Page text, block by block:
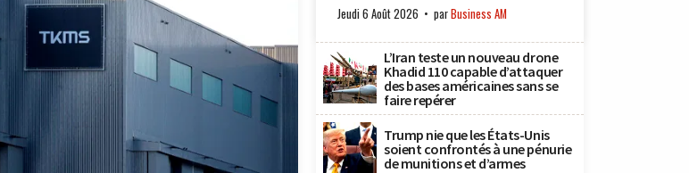
Jeudi 6 Août 2026 parBusiness AM
L’Iran teste un nouveau drone
Khadid 110 capable d’attaquer
des bases américaines sans se
faire repérer
Trump nie que les États-Unis
soient confrontés à une pénurie
de munitions et d’armes